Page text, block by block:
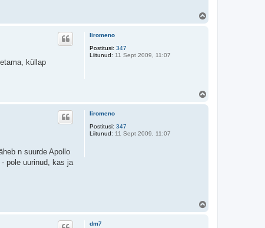
liromeno
Postitusi: 347
Liitunud: 11 Sept 2009, 11:07
küllap
liromeno
Postitusi: 347
Liitunud: 11 Sept 2009, 11:07
n suurde Apollo
pole uurinud, kas ja
dm7